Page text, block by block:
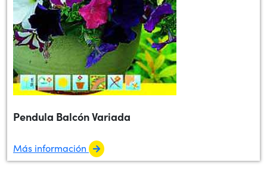
Pendula Balcón Variada
Más información